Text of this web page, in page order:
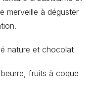
merveille à déguster
nature et chocolat
fruits à coque